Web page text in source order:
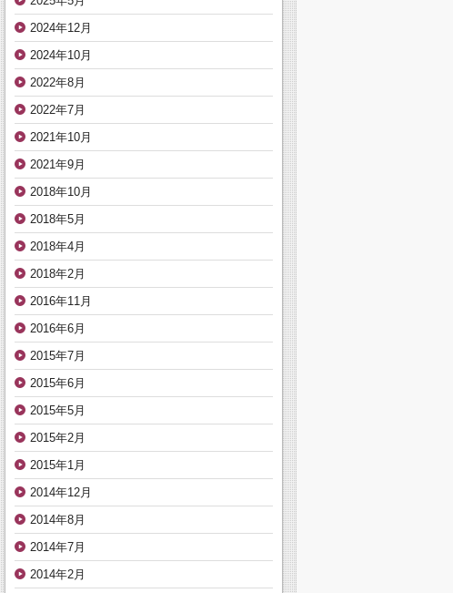
2024年12月
2024年10月
2022年8月
2022年7月
2021年10月
2021年9月
2018年10月
2018年5月
2018年4月
2018年2月
2016年11月
2016年6月
2015年7月
2015年6月
2015年5月
2015年2月
2015年1月
2014年12月
2014年8月
2014年7月
2014年2月